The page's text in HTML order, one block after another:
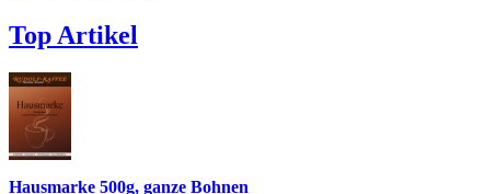
Top Artikel
Hausmarke 500g, ganze Bohnen